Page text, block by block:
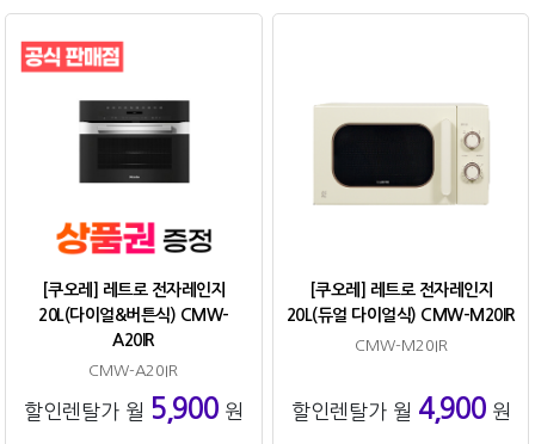
[쿠오레] 레트로 전자레인지
20L(다이얼&버튼식) CMW-
A20IR
CMW-A20IR
할인렌탈가 월 5,900원
[쿠오레] 레트로 전자레인지
20L(듀얼 다이얼식) CMW-M20IR
CMW-M20IR
할인렌탈가 월 4,900원